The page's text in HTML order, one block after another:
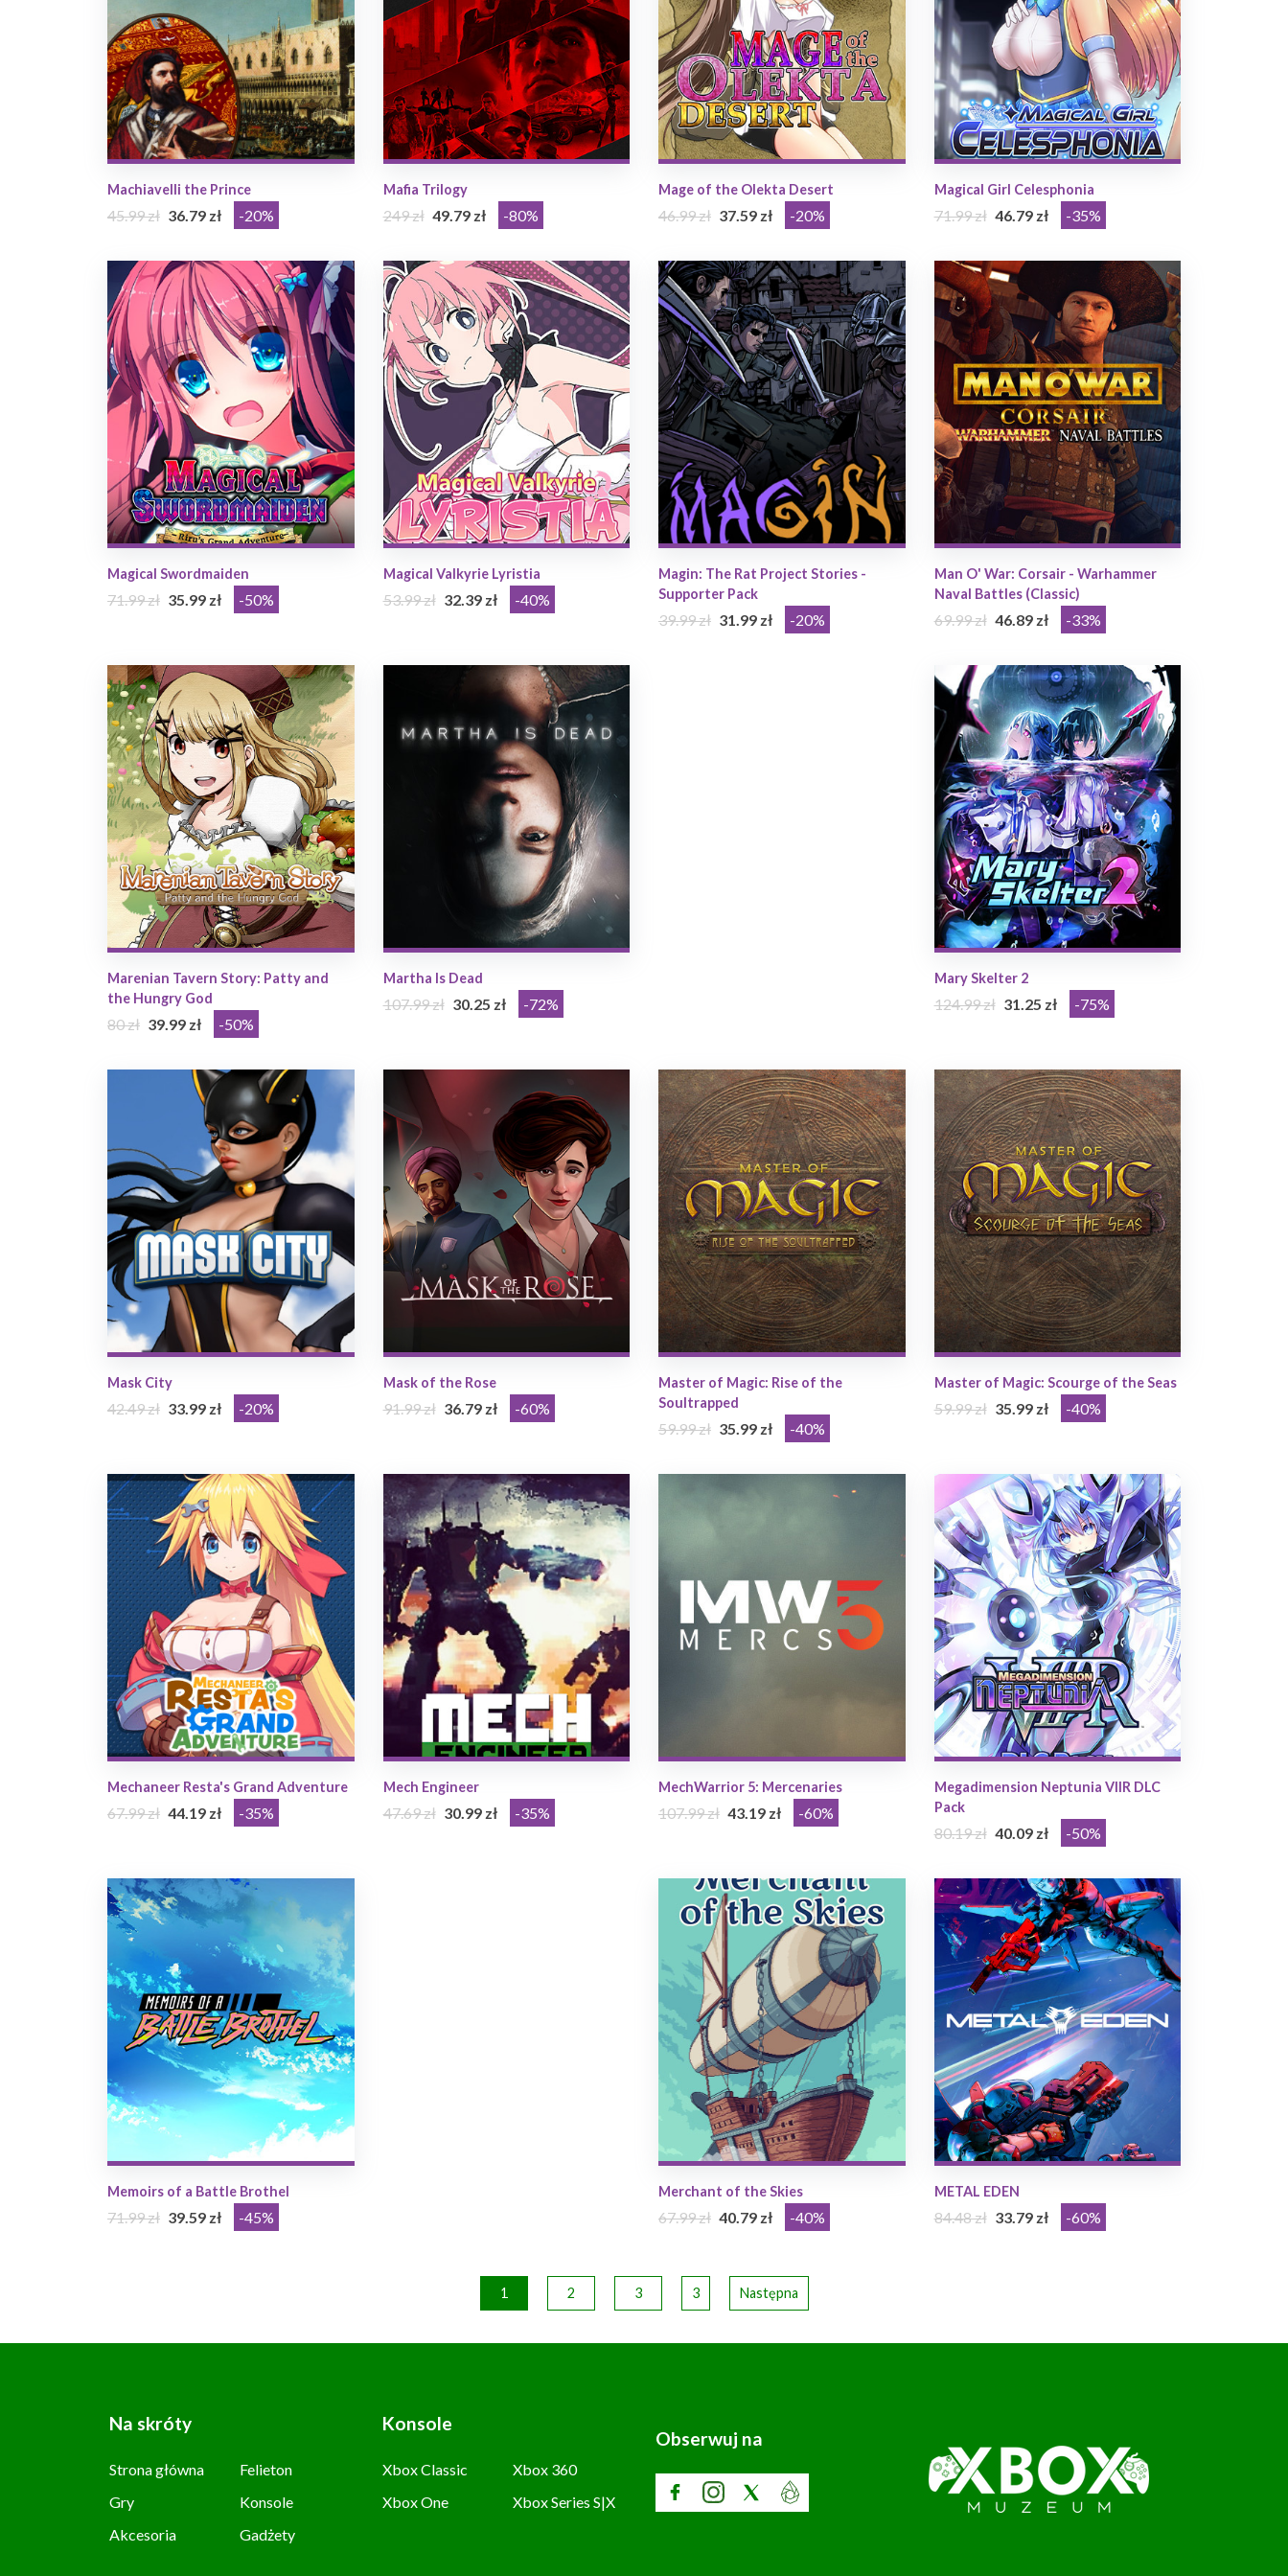
Machiavelli the Prince
45.99 zł 36.79 zł -20%
Mafia Trilogy
249 zł 49.79 zł -80%
Mage of the Olekta Desert
46.99 zł 37.59 zł -20%
Magical Girl Celesphonia
71.99 zł 46.79 zł -35%
Magical Swordmaiden
71.99 zł 35.99 zł -50%
Magical Valkyrie Lyristia
53.99 zł 32.39 zł -40%
Magin: The Rat Project Stories -
Supporter Pack
39.99 zł 31.99 zł -20%
Man O' War: Corsair - Warhammer
Naval Battles (Classic)
69.99 zł 46.89 zł -33%
Marenian Tavern Story: Patty and
the Hungry God
80 zł 39.99 zł -50%
Martha Is Dead
107.99 zł 30.25 zł -72%
Mary Skelter 2
124.99 zł 31.25 zł -75%
Mask City
42.49 zł 33.99 zł -20%
Mask of the Rose
91.99 zł 36.79 zł -60%
Master of Magic: Rise of the
Soultrapped
59.99 zł 35.99 zł -40%
Master of Magic: Scourge of the Seas
59.99 zł 35.99 zł -40%
Mechaneer Resta's Grand Adventure
67.99 zł 44.19 zł -35%
Mech Engineer
47.69 zł 30.99 zł -35%
MechWarrior 5: Mercenaries
107.99 zł 43.19 zł -60%
Megadimension Neptunia VIIR DLC
Pack
80.19 zł 40.09 zł -50%
Memoirs of a Battle Brothel
71.99 zł 39.59 zł -45%
Merchant of the Skies
67.99 zł 40.79 zł -40%
METAL EDEN
84.48 zł 33.79 zł -60%
1 2 3 3 Następna
Na skróty
Strona główna
Felieton
Gry
Konsole
Akcesoria
Gadżety
Konsole
Xbox Classic
Xbox 360
Xbox One
Xbox Series S|X
Obserwuj na